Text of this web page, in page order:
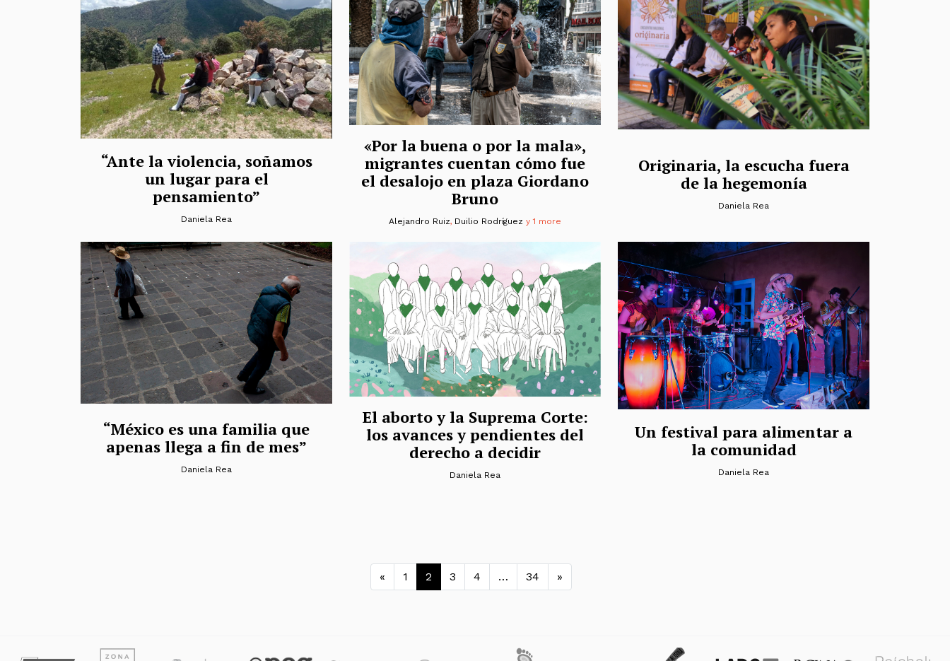
“Ante la violencia, soñamos
un lugar para el
pensamiento”
Daniela Rea
«Por la buena o por la mala»,
migrantes cuentan cómo fue
el desalojo en plaza Giordano
Bruno
Alejandro Ruiz, Duilio Rodríguez y 1 more
Originaria, la escucha fuera
de la hegemonía
Daniela Rea
“México es una familia que
apenas llega a fin de mes”
Daniela Rea
El aborto y la Suprema Corte:
los avances y pendientes del
derecho a decidir
Daniela Rea
Un festival para alimentar a
la comunidad
Daniela Rea
Navegación de entradas
« 1 2 3 4 … 34 »